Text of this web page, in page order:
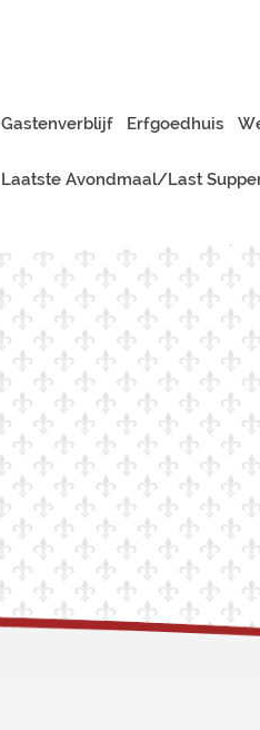
Gastenverblijf Erfgoedhuis
Laatste Avondmaal/Last